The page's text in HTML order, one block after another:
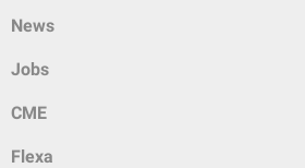
News
Jobs
CME
Flexa